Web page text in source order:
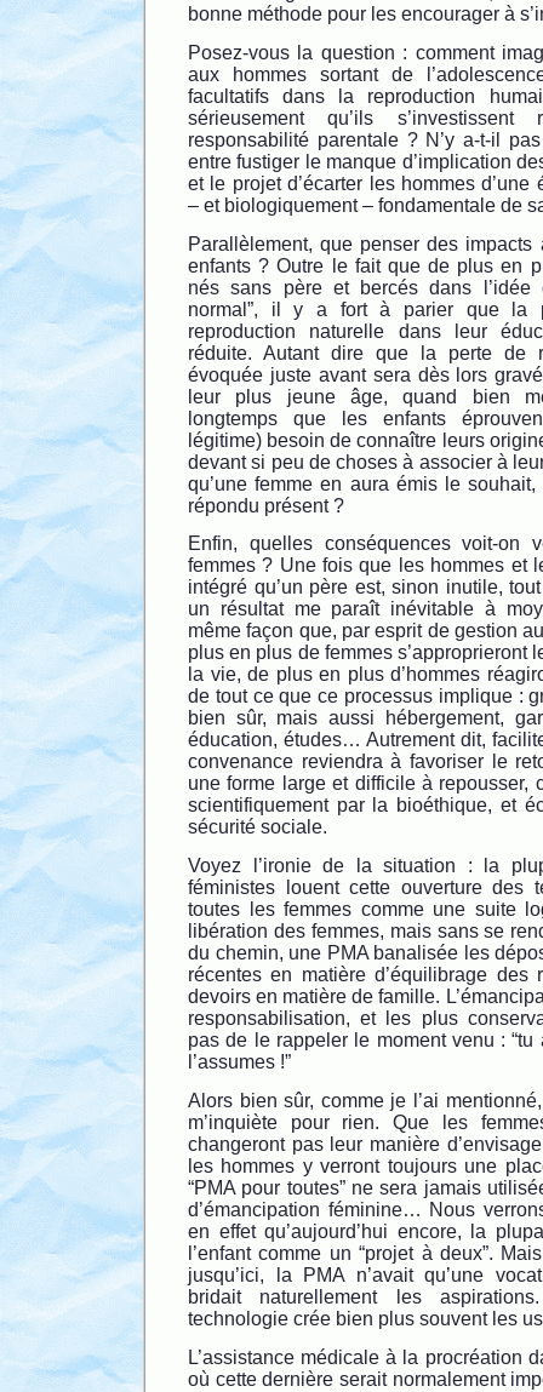
bonne méthode pour les encourager à
Posez-vous la question : comment
aux hommes sortant de
facultatifs dans la reproduction
sérieusement qu’ils
responsabilité parentale ? N’y a-t-il
entre fustiger le manque d’implication
et le projet d’écarter les hommes d’une
– et biologiquement – fondamentale de
Parallèlement, que penser des
enfants ? Outre le fait que de plus en
nés sans père et bercés dans l’idée
normal”, il y a fort à parier que la
reproduction naturelle dans leur
réduite. Autant dire que la perte de
évoquée juste avant sera dès lors
leur plus jeune âge, quand bien
longtemps que les enfants
légitime) besoin de connaître leurs
devant si peu de choses à associer à
qu’une femme en aura émis le
répondu présent ?
Enfin, quelles conséquences voit-on
femmes ? Une fois que les hommes et
intégré qu’un père est, sinon inutile,
un résultat me paraît inévitable à
même façon que, par esprit de gestion
plus en plus de femmes s’approprieront
la vie, de plus en plus d’hommes
de tout ce que ce processus implique :
bien sûr, mais aussi hébergement,
éducation, études… Autrement dit,
convenance reviendra à favoriser le
une forme large et difficile à repousser,
scientifiquement par la bioéthique, et
sécurité sociale.
Voyez l’ironie de la situation : la
féministes louent cette ouverture des
toutes les femmes comme une suite
libération des femmes, mais sans se
du chemin, une PMA banalisée les
récentes en matière d’équilibrage des
devoirs en matière de famille.
responsabilisation, et les plus
pas de le rappeler le moment venu :
l’assumes !”
Alors bien sûr, comme je l’ai
m’inquiète pour rien. Que les
changeront pas leur manière
les hommes y verront toujours une
“PMA pour toutes” ne sera jamais
d’émancipation féminine… Nous
en effet qu’aujourd’hui encore, la
l’enfant comme un “projet à deux”.
jusqu’ici, la PMA n’avait qu’une
bridait naturellement les
technologie crée bien plus souvent les
L’assistance médicale à la procréation
où cette dernière serait normalement